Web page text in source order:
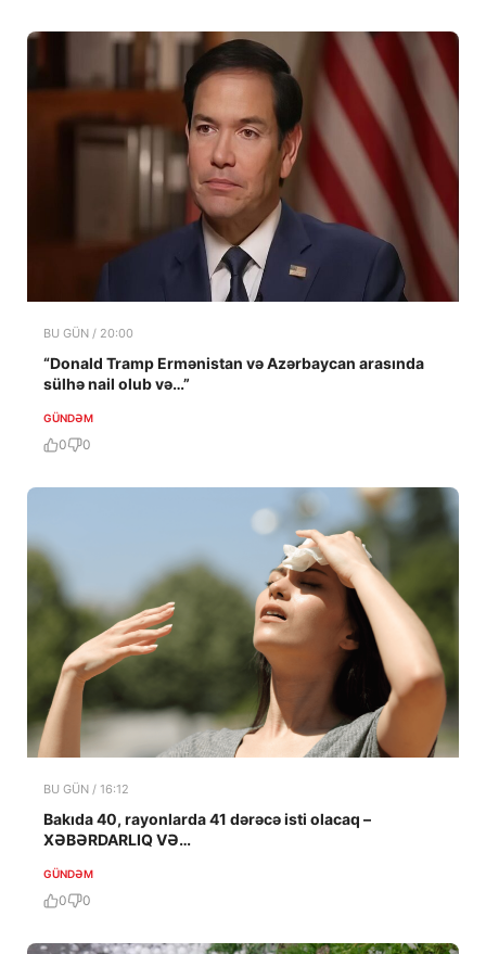
BU GÜN / 20:00
“Donald Tramp Ermənistan və Azərbaycan arasında
sülhə nail olub və…”
GÜNDƏM
0 0
BU GÜN / 16:12
Bakıda 40, rayonlarda 41 dərəcə isti olacaq –
XƏBƏRDARLIQ VƏ…
GÜNDƏM
0 0